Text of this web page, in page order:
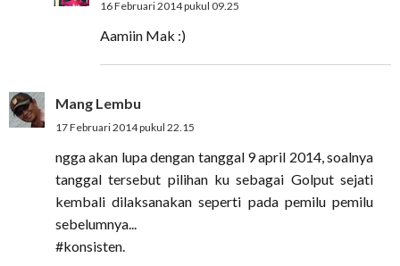
16 Februari 2014 pukul 09.25
Aamiin Mak :)
Mang Lembu
17 Februari 2014 pukul 22.15
ngga akan lupa dengan tanggal 9 april 2014, soalnya
tanggal tersebut pilihan ku sebagai Golput sejati
kembali dilaksanakan seperti pada pemilu pemilu
sebelumnya...
#konsisten.